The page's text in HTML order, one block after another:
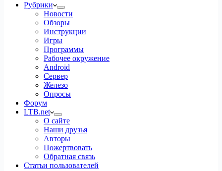
Рубрики
Новости
Обзоры
Инструкции
Игры
Программы
Рабочее окружение
Android
Сервер
Железо
Опросы
Форум
LTB.net
О сайте
Наши друзья
Авторы
Пожертвовать
Обратная связь
Статьи пользователей